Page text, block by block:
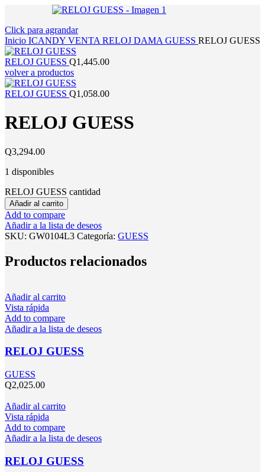
Click para agrandar
Inicio ICANDY VENTA RELOJ DAMA GUESS RELOJ GUESS
RELOJ GUESS Q1,445.00
volver a productos
RELOJ GUESS Q1,058.00
RELOJ GUESS
Q3,294.00
1 disponibles
RELOJ GUESS cantidad
Añadir al carrito
Add to compare
Añadir a la lista de deseos
SKU: GW0104L3 Categoría: GUESS
Productos relacionados
Añadir al carrito
Vista rápida
Add to compare
Añadir a la lista de deseos
RELOJ GUESS
GUESS
Q2,025.00
Añadir al carrito
Vista rápida
Add to compare
Añadir a la lista de deseos
RELOJ GUESS